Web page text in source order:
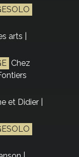
arts |
Chez
et Didier |